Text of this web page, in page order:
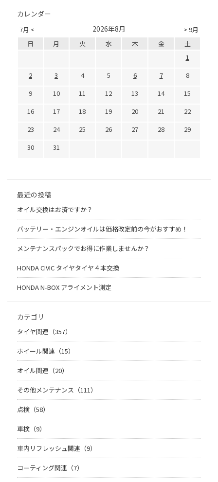
カレンダー
7月 < > 9月
2026年8月
日 月 火 水 木 金
土
1
2
3 4 5 6 7
8
9
10 11 12 13 14
15
16
17 18 19 20 21
22
23
24 25 26 27 28
29
30
31
最近の投稿
オイル交換はお済ですか？
バッテリー・エンジンオイルは価格改定前の今がおすすめ！
メンテナンスパックでお得に作業しませんか？
HONDA CIVIC タイヤタイヤ４本交換
HONDA N-BOX アライメント測定
カテゴリ
タイヤ関連（357）
ホイール関連（15）
オイル関連（20）
その他メンテナンス（111）
点検（58）
車検（9）
車内リフレッシュ関連（9）
コーティング関連（7）